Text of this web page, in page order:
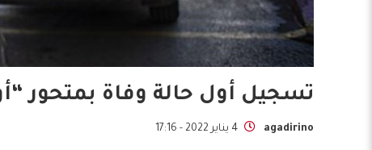
تسجيل أول حالة وفاة بمتحور
agadirino 4 يناير 2022 - 17:16